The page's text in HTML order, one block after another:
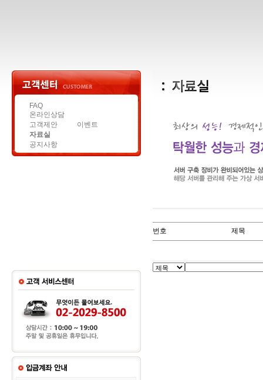
FAQ
온라인상담
고객제안
이벤트
자료실
공지사항
번호 제목